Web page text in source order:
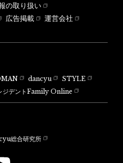
の取り扱い
広告掲載
運営会社
dancyu
STYLE
ジデントFamily Online
総合研究所